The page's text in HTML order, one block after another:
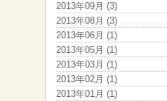
2013年09月 (3)
2013年08月 (3)
2013年06月 (1)
2013年05月 (1)
2013年03月 (1)
2013年02月 (1)
2013年01月 (1)